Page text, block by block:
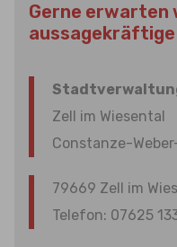
Gerne erwarten
aussagekräftige
Zell im Wiesental
Constanze-
79669 Zell im
Telefon: 07625